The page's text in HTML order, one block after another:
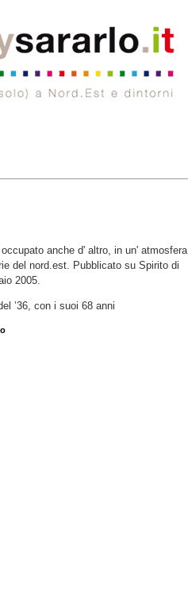
anche d' altro, in un' atmosfera
del nord.est. Pubblicato su Spirito di
2005.
’36, con i suoi 68 anni